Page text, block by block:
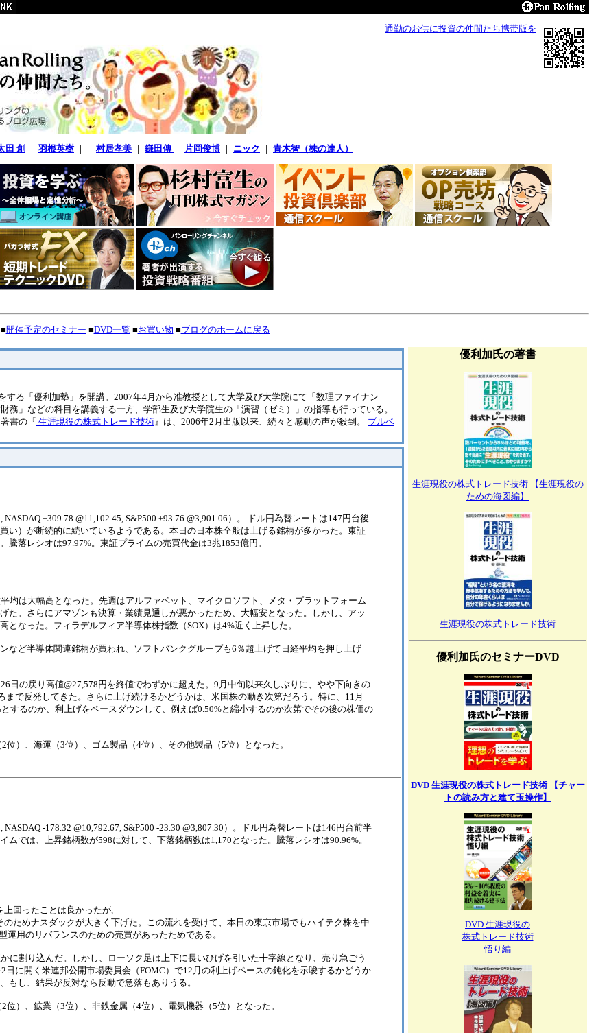
通勤のお供に投資の仲間たち携帯版を
田 創 ｜ 羽根英樹 ｜ 村居孝美 ｜ 鎌田傳 ｜ 片岡俊博 ｜ ニック ｜ 青木智（株の達人）
■開催予定のセミナー ■DVD一覧 ■お買い物 ■ブログのホームに戻る
る「優利加塾」を開講。2007年4月から准教授として大学及び大学院にて「数理ファイナン
務」などの科目を講義する一方、学部生及び大学院生の「演習（ゼミ）」の指導も行っている。
書の『 生涯現役の株式トレード技術 』は、2006年2月出版以来、続々と感動の声が殺到。 ブルベ
+309.78 @11,102.45, S&P500 +93.76 @3,901.06）。 ドル円為替レートは147円台後
い）が断続的に続いているようである。本日の日本株全般は上げる銘柄が多かった。東証
落レシオは97.97%。東証プライムの売買代金は3兆1853億円。
均は大幅高となった。先週はアルファベット、マイクロソフト、メタ・プラットフォーム
。さらにアマゾンも決算・業績見通しが悪かったため、大幅安となった。しかし、アッ
なった。フィラデルフィア半導体株指数（SOX）は4%近く上昇した。
など半導体関連銘柄が買われ、ソフトバンクグループも6％超上げて日経平均を押し上げ
日の戻り高値@27,578円を終値でわずかに超えた。9月中旬以来久しぶりに、やや下向きの
で反発してきた。さらに上げ続けるかどうかは、米国株の動き次第だろう。特に、11月
するのか、利上げをペースダウンして、例えば0.50%と縮小するのか次第でその後の株価の
）、海運（3位）、ゴム製品（4位）、その他製品（5位）となった。
-178.32 @10,792.67, S&P500 -23.30 @3,807.30）。ドル円為替レートは146円台前半
では、上昇銘柄数が598に対して、下落銘柄数は1,170となった。騰落レシオは90.96%。
回ったことは良かったが,
ためナスダックが大きく下げた。この流れを受けて、本日の東京市場でもハイテク株を中
用のリバランスのための売買があったためである。
に割り込んだ。しかし、ローソク足は上下に長いひげを引いた十字線となり、売り急ごう
に開く米連邦公開市場委員会（FOMC）で12月の利上げペースの鈍化を示唆するかどうか
し、結果が反対なら反動で急落もありうる。
）、鉱業（3位）、非鉄金属（4位）、電気機器（5位）となった。
優利加氏の著書
生涯現役の株式トレード技術 【生涯現役の
ための海図編】
生涯現役の株式トレード技術
優利加氏のセミナーDVD
DVD 生涯現役の株式トレード技術 【チャー
トの読み方と建て玉操作】
DVD 生涯現役の
株式トレード技術
悟り編